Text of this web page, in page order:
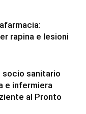
rapina e lesioni
socio sanitario
e infermiera
al Pronto